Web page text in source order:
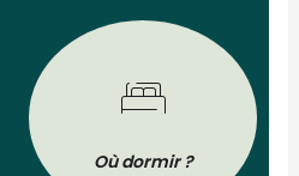
Où dormir ?